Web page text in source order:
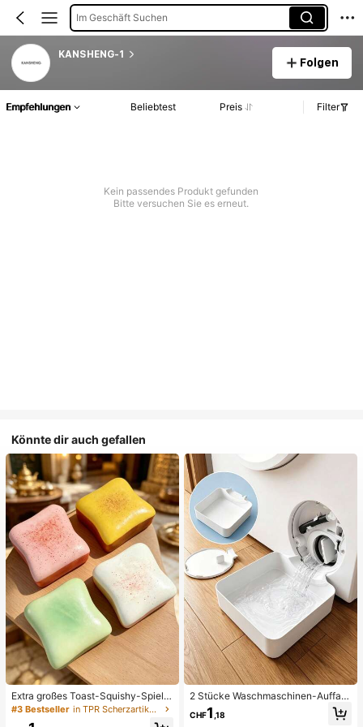
Im Geschäft Suchen
KANSHENG-1
Folgen
Empfehlungen Beliebtest Preis Filter
Kein passendes Produkt gefunden
Bitte versuchen Sie es erneut.
Könnte dir auch gefallen
Extra großes Toast-Squishy-Spielz
eug, superweiches Buttertoast-Stre
#3 Bestseller in TPR Scherzartikel und Scherzartikel für Teenage
2 Stücke Waschmaschinen-Auffan
gwanne Tropfschale, wasserdichte
Bodenschutzmatte für Waschraum,
CHF1 ,18